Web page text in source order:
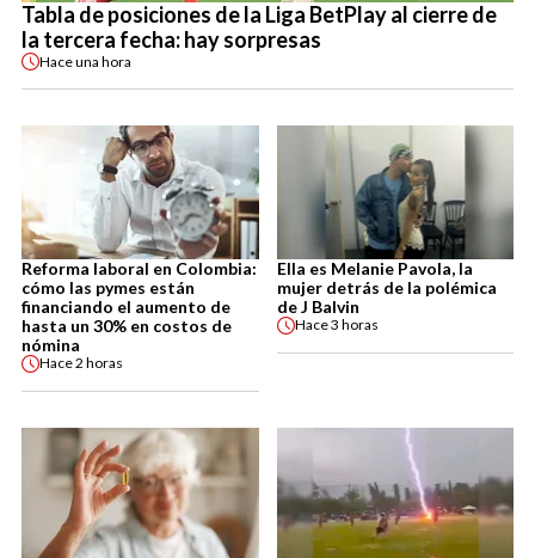
Tabla de posiciones de la Liga BetPlay al cierre de
la tercera fecha: hay sorpresas
Haceuna hora
Reforma laboral en Colombia:
cómo las pymes están
financiando el aumento de
hasta un 30% en costos de
nómina
Hace2 horas
Ella es Melanie Pavola, la
mujer detrás de la polémica
de J Balvin
Hace3 horas